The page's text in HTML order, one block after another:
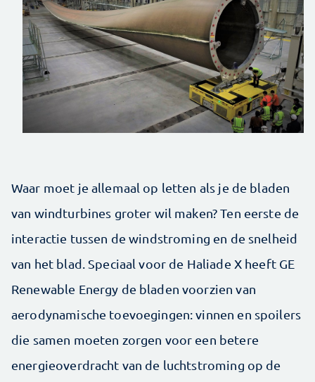
Waar moet je allemaal op letten als je de bladen
van windturbines groter wil maken? Ten eerste de
interactie tussen de windstroming en de snelheid
van het blad. Speciaal voor de Haliade X heeft GE
Renewable Energy de bladen voorzien van
aerodynamische toevoegingen: vinnen en spoilers
die samen moeten zorgen voor een betere
energieoverdracht van de luchtstroming op de